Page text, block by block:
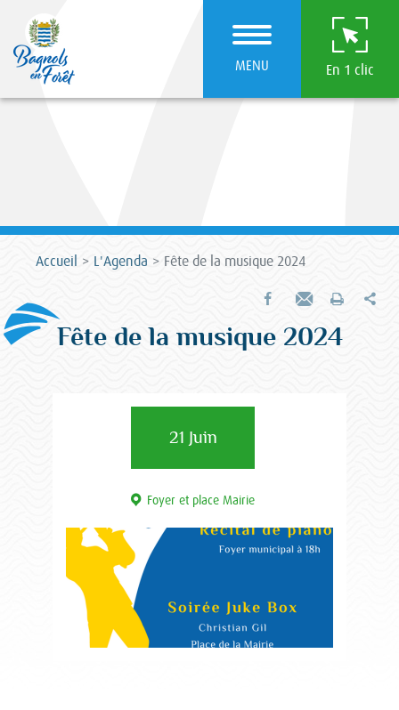
MENU En 1 clic
Accueil L'Agenda Fête de la musique 2024
Partager sur Facebook
Envoyer par e-mail
Imprimer
Fête de la musique 2024
21 Juin
Foyer et place Mairie